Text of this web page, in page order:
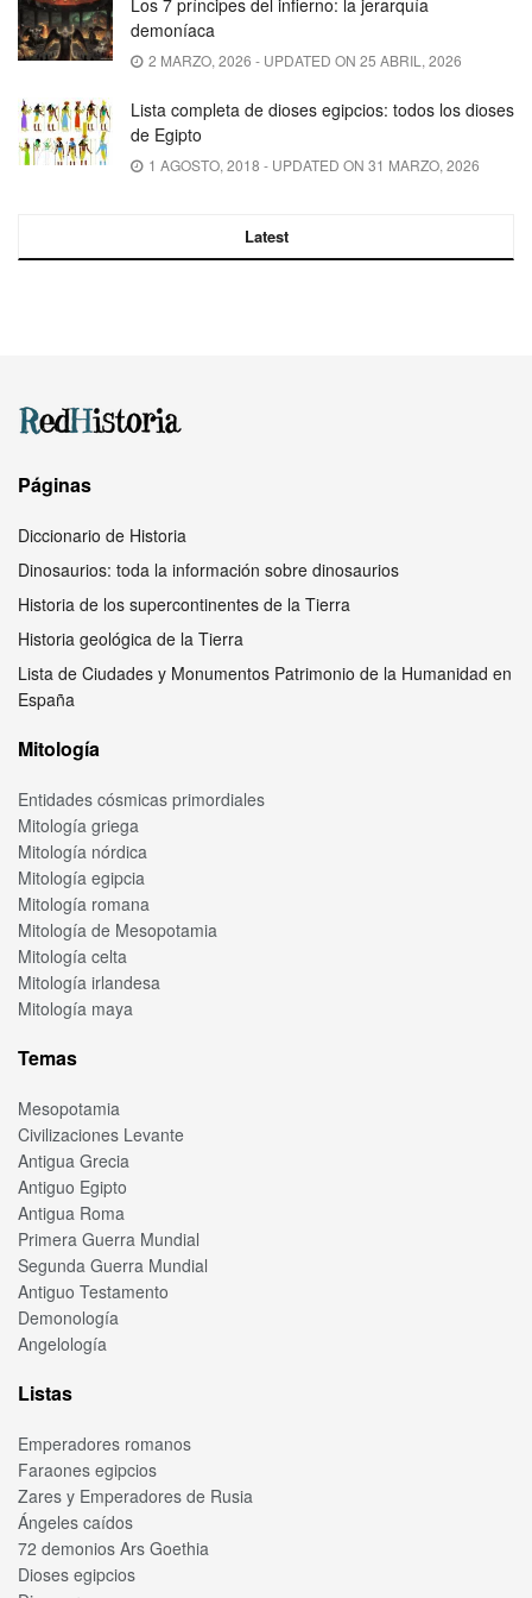
Los 7 príncipes del infierno: la jerarquía
demoníaca
2 MARZO, 2026 - UPDATED ON 25 ABRIL, 2026
Lista completa de dioses egipcios: todos los dioses
de Egipto
1 AGOSTO, 2018 - UPDATED ON 31 MARZO, 2026
Latest
Páginas
Diccionario de Historia
Dinosaurios: toda la información sobre dinosaurios
Historia de los supercontinentes de la Tierra
Historia geológica de la Tierra
Lista de Ciudades y Monumentos Patrimonio de la Humanidad en
España
Mitología
Entidades cósmicas primordiales
Mitología griega
Mitología nórdica
Mitología egipcia
Mitología romana
Mitología de Mesopotamia
Mitología celta
Mitología irlandesa
Mitología maya
Temas
Mesopotamia
Civilizaciones Levante
Antigua Grecia
Antiguo Egipto
Antigua Roma
Primera Guerra Mundial
Segunda Guerra Mundial
Antiguo Testamento
Demonología
Angelología
Listas
Emperadores romanos
Faraones egipcios
Zares y Emperadores de Rusia
Ángeles caídos
72 demonios Ars Goethia
Dioses egipcios